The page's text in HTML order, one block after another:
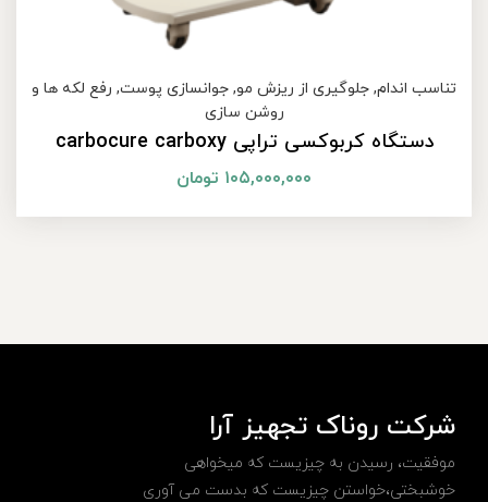
تناسب اندام,جلوگیری از ریزش مو ,جوانسازی پوست,رفع لکه ها و
روشن سازی
دستگاه کربوکسی تراپی carbocure carboxy
۱۰۵,۰۰۰,۰۰۰ تومان
شرکت روناک تجهیز آرا
موفقیت، رسیدن به چیزیست که میخواهی
خوشبختی،خواستن چیزیست که بدست می آوری